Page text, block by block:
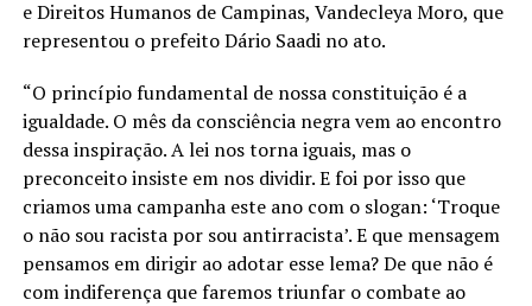
e Direitos Humanos de Campinas, Vandecleya Moro, que
representou o prefeito Dário Saadi no ato.
“O princípio fundamental de nossa constituição é a
igualdade. O mês da consciência negra vem ao encontro
dessa inspiração. A lei nos torna iguais, mas o
preconceito insiste em nos dividir. E foi por isso que
criamos uma campanha este ano com o slogan: ‘Troque
o não sou racista por sou antirracista’. E que mensagem
pensamos em dirigir ao adotar esse lema? De que não é
com indiferença que faremos triunfar o combate ao